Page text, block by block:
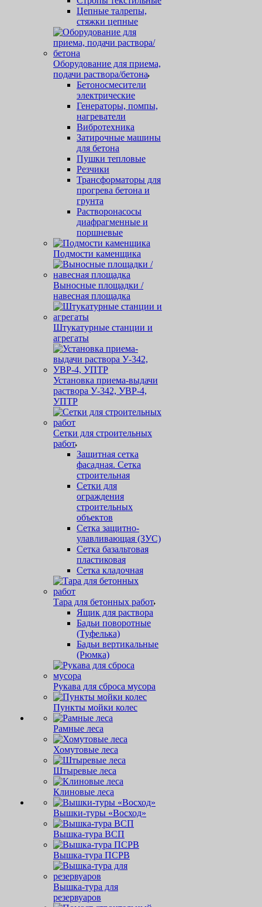
Цепные талрепы,
стяжки цепные
Оборудование для приема,
подачи раствора/бетона
Бетоносмесители
электрические
Генераторы, помпы,
нагреватели
Вибротехника
Затирочные машины
для бетона
Пушки тепловые
Резчики
Трансформаторы для
прогрева бетона и
грунта
Растворонасосы
диафрагменные и
поршневые
Подмости каменщика
Выносные площадки /
навесная площадка
Штукатурные станции и
агрегаты
Установка приема-выдачи
раствора У-342, УВР-4,
УПТР
Сетки для строительных
работ
Защитная cетка
фасадная. Сетка
строительная
Сетки для
ограждения
строительных
объектов
Сетка защитно-
улавливающая (ЗУС)
Сетка базальтовая
пластиковая
Сетка кладочная
Тара для бетонных работ
Ящик для раствора
Бадьи поворотные
(Туфелька)
Бадьи вертикальные
(Рюмка)
Рукава для сброса мусора
Пункты мойки колес
Рамные леса
Хомутовые леса
Штыревые леса
Клиновые леса
Вышки-туры «Восход»
Вышка-тура ВСП
Вышка-тура ПСРВ
Вышка-тура для
резервуаров